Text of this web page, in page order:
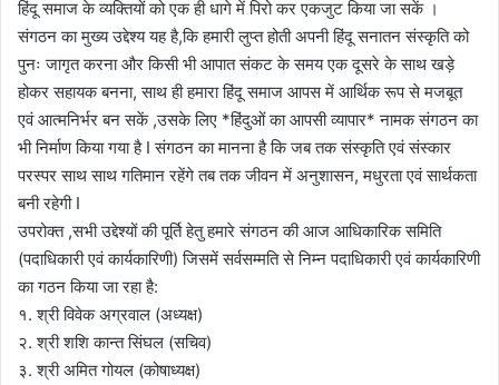
हिंदू समाज के व्यक्तियों को एक ही धागे में पिरो कर एकजुट किया जा सकें ।
संगठन का मुख्य उद्देश्य यह है,कि हमारी लुप्त होती अपनी हिंदू सनातन संस्कृति को
पुनः जागृत करना और किसी भी आपात संकट के समय एक दूसरे के साथ खड़े
होकर सहायक बनना, साथ ही हमारा हिंदू समाज आपस में आर्थिक रूप से मजबूत
एवं आत्मनिर्भर बन सकें ,उसके लिए *हिंदुओं का आपसी व्यापार* नामक संगठन का
भी निर्माण किया गया है I संगठन का मानना है कि जब तक संस्कृति एवं संस्कार
परस्पर साथ साथ गतिमान रहेंगे तब तक जीवन में अनुशासन, मधुरता एवं सार्थकता
बनी रहेगी I
उपरोक्त ,सभी उद्देश्यों की पूर्ति हेतु हमारे संगठन की आज आधिकारिक समिति
(पदाधिकारी एवं कार्यकारिणी) जिसमें सर्वसम्मति से निम्न पदाधिकारी एवं कार्यकारिणी
का गठन किया जा रहा है:
१. श्री विवेक अग्रवाल (अध्यक्ष)
२. श्री शशि कान्त सिंघल (सचिव)
३. श्री अमित गोयल (कोषाध्यक्ष)